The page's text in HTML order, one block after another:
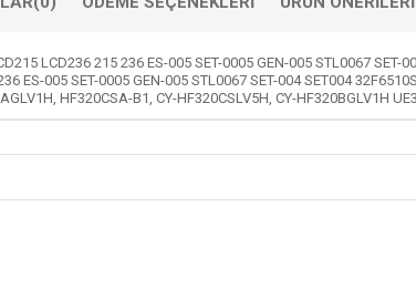
LCD236 215 236 ES-005 SET-0005 GEN-005 STL0067 SET-
ES-005 SET-0005 GEN-005 STL0067 SET-004 SET004
HF320CSA-B1, CY-HF320CSLV5H, CY-HF320BGLV1H